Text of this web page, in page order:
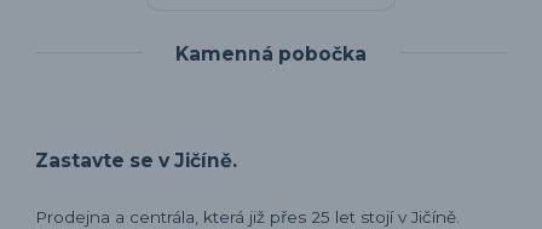
Kamenná pobočka
Zastavte se v Jičíně.
Prodejna a centrála, která již přes 25 let stojí v Jičíně.